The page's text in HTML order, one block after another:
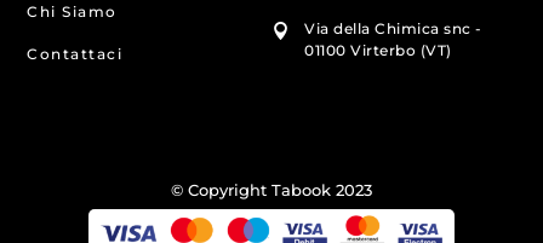
Chi Siamo
Contattaci

Via della Chimica snc -
01100 Virterbo (VT)
© Copyright Tabook 2023